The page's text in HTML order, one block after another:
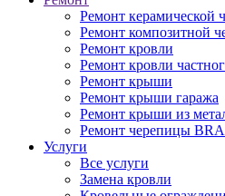
Ремонт керамической
Ремонт композитной
Ремонт кровли
Ремонт кровли
Ремонт крыши
Ремонт крыши гаража
Ремонт крыши из
Ремонт черепицы
Услуги
Все услуги
Замена кровли